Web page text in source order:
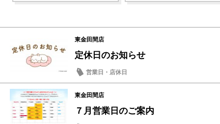
東金田間店
定休日のお知らせ
営業日・店休日
東金田間店
７月営業日のご案内